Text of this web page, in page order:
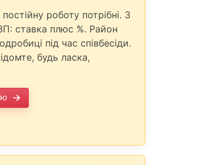
роботу потрібні. З
ставка плюс %. Район
під час співбесіди.
будь ласка,